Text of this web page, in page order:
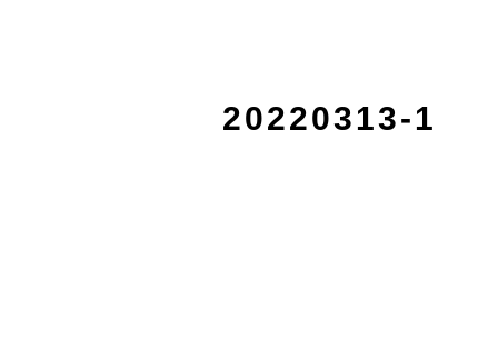
20220313-1